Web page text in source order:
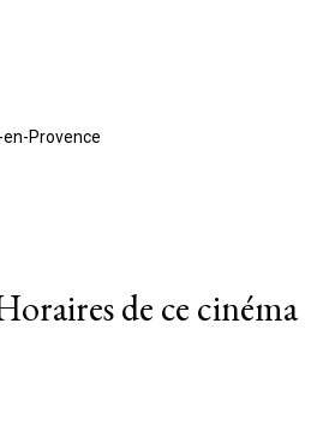
en-Provence
de ce cinéma